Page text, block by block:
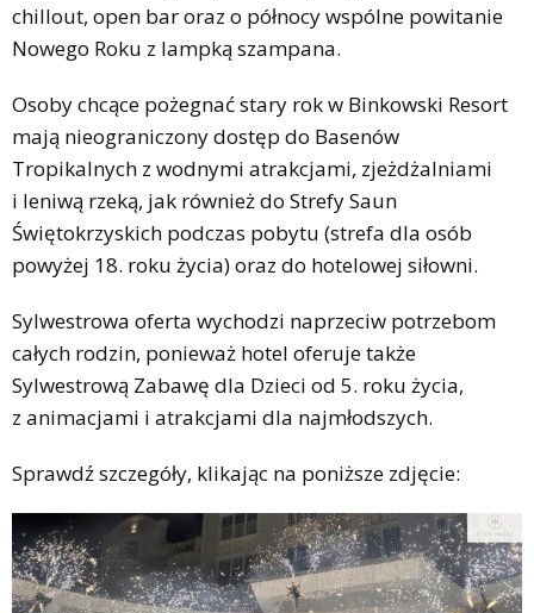
chillout, open bar oraz o północy wspólne powitanie
Nowego Roku z lampką szampana.
Osoby chcące pożegnać stary rok w Binkowski Resort
mają nieograniczony dostęp do Basenów
Tropikalnych z wodnymi atrakcjami, zjeżdżalniami
i leniwą rzeką, jak również do Strefy Saun
Świętokrzyskich podczas pobytu (strefa dla osób
powyżej 18. roku życia) oraz do hotelowej siłowni.
Sylwestrowa oferta wychodzi naprzeciw potrzebom
całych rodzin, ponieważ hotel oferuje także
Sylwestrową Zabawę dla Dzieci od 5. roku życia,
z animacjami i atrakcjami dla najmłodszych.
Sprawdź szczegóły, klikając na poniższe zdjęcie: